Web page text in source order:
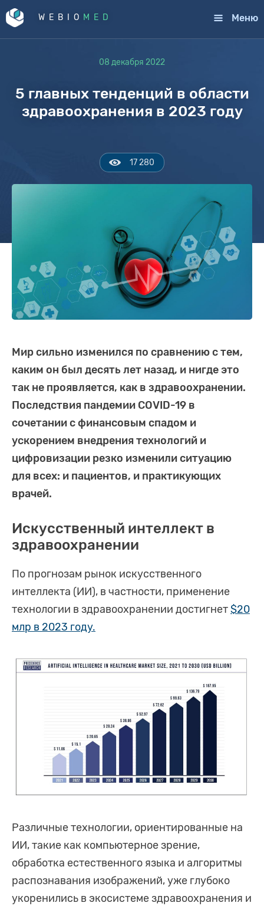
WEBIO MED Меню
08 декабря 2022
5 главных тенденций в области
здравоохранения в 2023 году
17 280
Мир сильно изменился по сравнению с тем,
каким он был десять лет назад, и нигде это
так не проявляется, как в здравоохранении.
Последствия пандемии COVID-19 в
сочетании с финансовым спадом и
ускорением внедрения технологий и
цифровизации резко изменили ситуацию
для всех: и пациентов, и практикующих
врачей.
Искусственный интеллект в
здравоохранении
По прогнозам рынок искусственного
интеллекта (ИИ), в частности, применение
технологии в здравоохранении достигнет$20
млр в 2023 году.
Различные технологии, ориентированные на
ИИ, такие как компьютерное зрение,
обработка естественного языка и алгоритмы
распознавания изображений, уже глубоко
укоренились в экосистеме здравоохранения и